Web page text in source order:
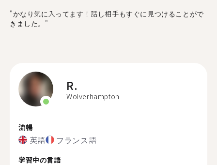
"かなり気に入ってます！話し相手もすぐに見つけることがで
きました。"
R.
Wolverhampton
流暢
英語 フランス語
学習中の言語